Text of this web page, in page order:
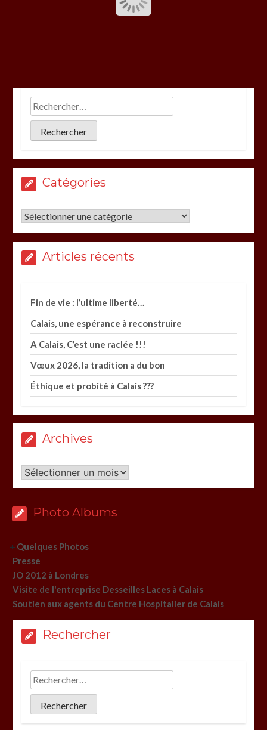
Catégories
Catégories
Articles récents
Fin de vie : l’ultime liberté…
Calais, une espérance à reconstruire
A Calais, C’est une raclée !!!
Vœux 2026, la tradition a du bon
Éthique et probité à Calais ???
Archives
Archives
Photo Albums
+ Quelques Photos
Presse
JO 2012 à Londres
Visite de l'entreprise Desseilles Laces à Calais
Soutien aux agents du Centre Hospitalier de Calais
Rechercher